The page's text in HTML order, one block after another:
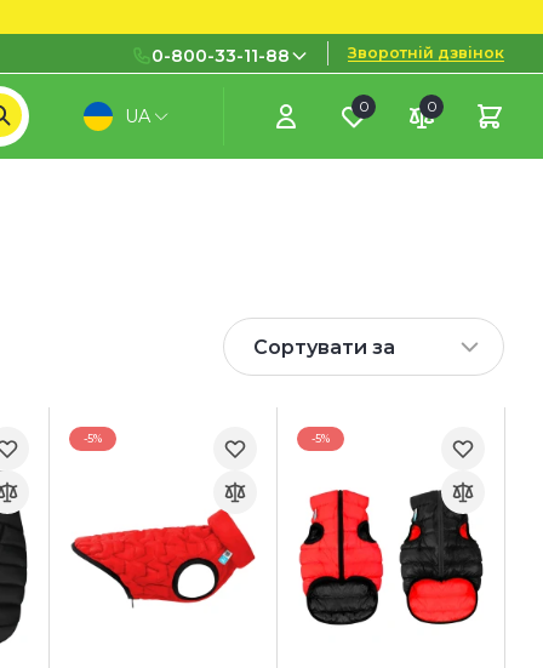
0-800-33-11-88
0-800-33-11-88
Безкоштовно з міських і
(073) 133 11 88
Зворотній дзвінок
UA 0 0
Сортувати за
-5% -5%